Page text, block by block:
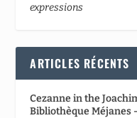
expressions
ARTICLES RÉCENTS
Cezanne in the
Bibliothèque Méjanes